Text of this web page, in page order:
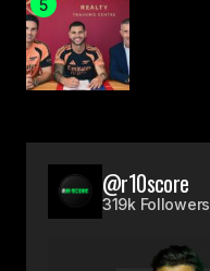
@r10score
319k Followers